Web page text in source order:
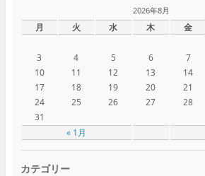
2026年8月
月 火 水 木 金
« 1月
3
4 5 6 7
10
11 12 13 14
17
18 19 20 21
24
25 26 27 28
31
カテゴリー